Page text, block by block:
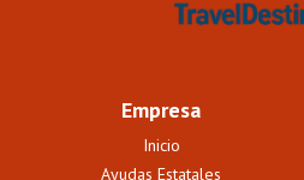
Empresa
Inicio
Ayudas Estatales